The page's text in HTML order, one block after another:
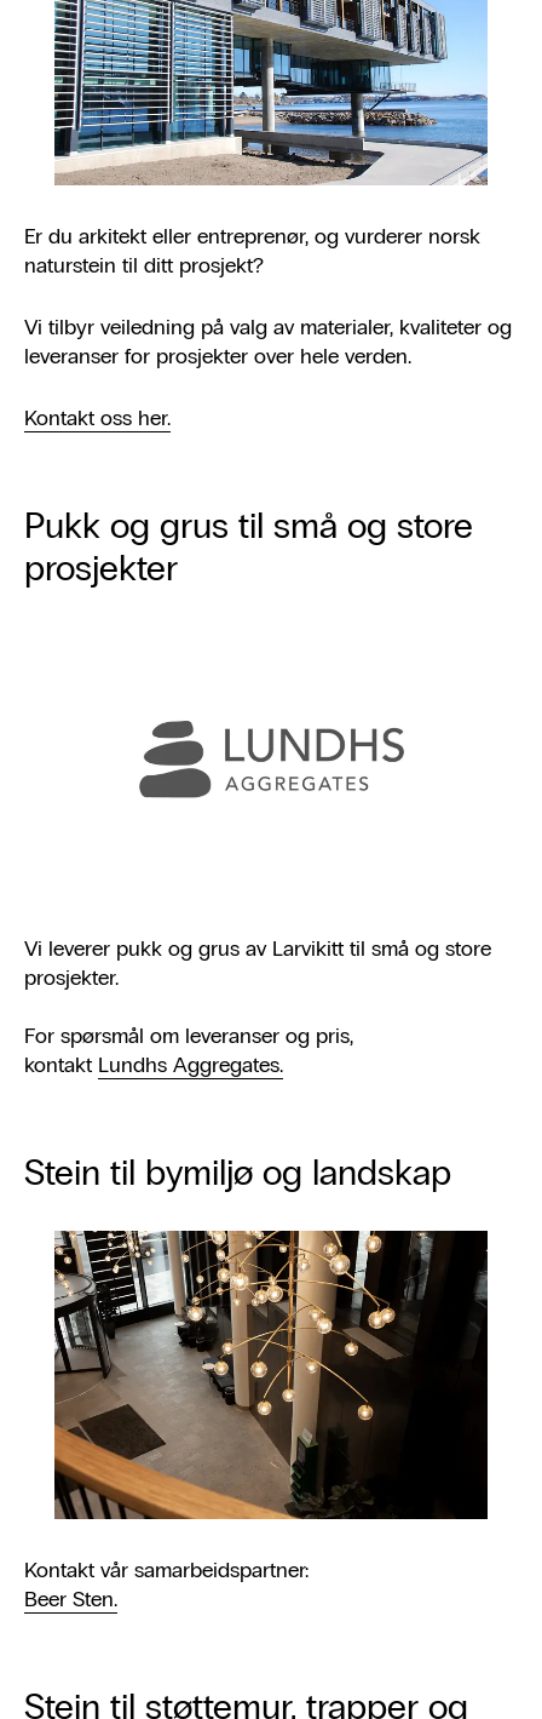
Er du arkitekt eller entreprenør, og vurderer norsk
naturstein til ditt prosjekt?
Vi tilbyr veiledning på valg av materialer, kvaliteter og
leveranser for prosjekter over hele verden.
Kontakt oss her.
Pukk og grus til små og store
prosjekter
Vi leverer pukk og grus av Larvikitt til små og store
prosjekter.
For spørsmål om leveranser og pris,
kontakt Lundhs Aggregates.
Stein til bymiljø og landskap
Kontakt vår samarbeidspartner:
Beer Sten.
Stein til støttemur, trapper og